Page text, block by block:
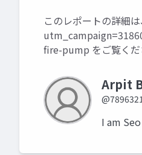
このレポートの詳細は
fire-pump をご覧くだ
Arpit
I am